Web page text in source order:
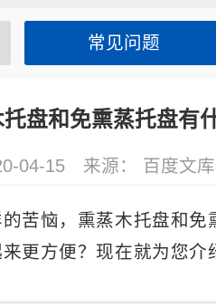
常见问题
盘和免熏蒸托盘有
04-15 来源： 百度文库
恼，熏蒸木托盘和免
更方便？现在就为您介